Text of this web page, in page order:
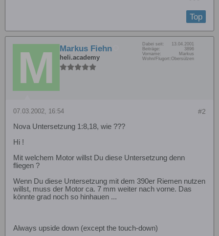
Top
Markus Fiehn
heli.academy
Dabei seit:
13.04.2001
Beiträge:
3896
Vorname:
Markus
Wohn/Flugort:Obersülzen
#2
07.03.2002, 16:54
Nova Untersetzung 1:8,18, wie ???
Hi !
Mit welchem Motor willst Du diese Untersetzung denn
fliegen ?
Wenn Du diese Untersetzung mit dem 390er Riemen nutzen
willst, muss der Motor ca. 7 mm weiter nach vorne. Das
könnte grad noch so hinhauen ...
Always upside down (except the touch-down)